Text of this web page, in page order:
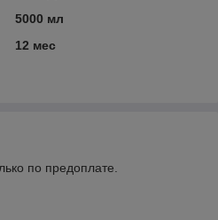
5000 мл
12 мес
по предоплате.